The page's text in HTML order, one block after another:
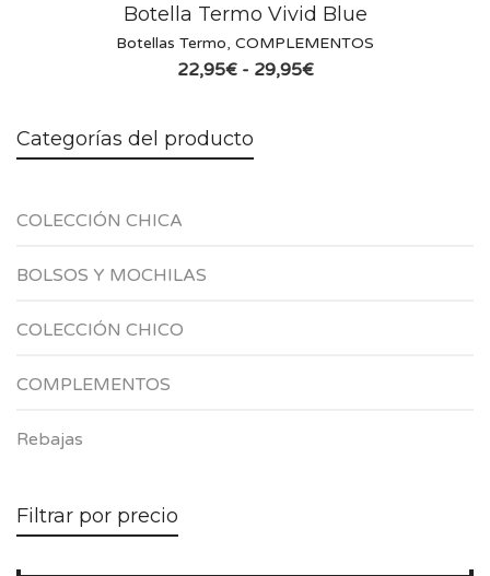
Botella Termo Vivid Blue
Botellas Termo, COMPLEMENTOS
22,95€ - 29,95€Rango
Categorías del producto
COLECCIÓN CHICA
BOLSOS Y MOCHILAS
COLECCIÓN CHICO
COMPLEMENTOS
Rebajas
Filtrar por precio